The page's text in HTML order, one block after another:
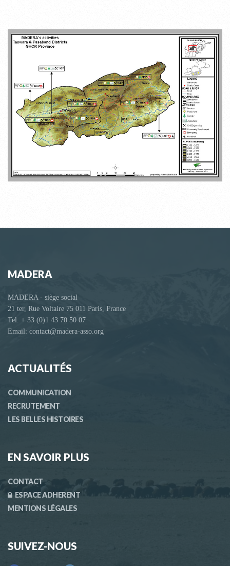
MADERA
MADERA - siège social
21 ter, Rue Voltaire 75 011 Paris, France
Tel. + 33 (0)1 43 70 50 07
Email: contact@madera-asso.org
ACTUALITÉS
COMMUNICATION
RECRUTEMENT
LES BELLES HISTOIRES
EN SAVOIR PLUS
CONTACT
ESPACE ADHERENT
MENTIONS LÉGALES
SUIVEZ-NOUS